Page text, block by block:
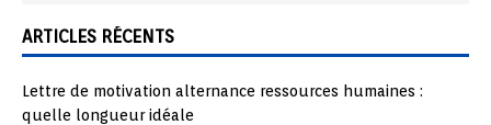
ARTICLES RÉCENTS
Lettre de motivation alternance ressources humaines :
quelle longueur idéale